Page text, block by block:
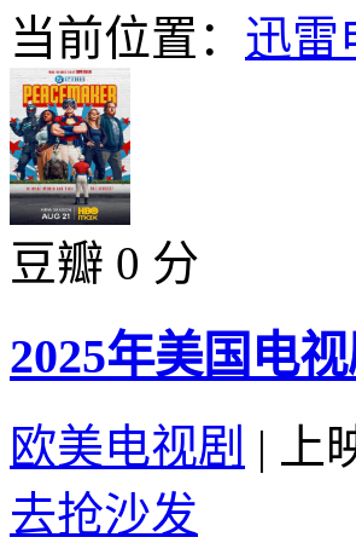
当前位置： 迅雷
豆瓣 0 分
2025年美国电
欧美电视剧 |
上
去抢沙发